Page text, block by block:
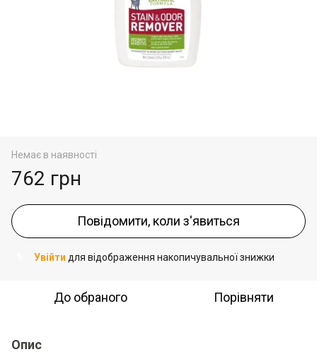
Немає в наявності
762 грн
Повідомити, коли з'явиться
Увійти для відображення накопичувальної знижки
До обраного Порівняти
Опис